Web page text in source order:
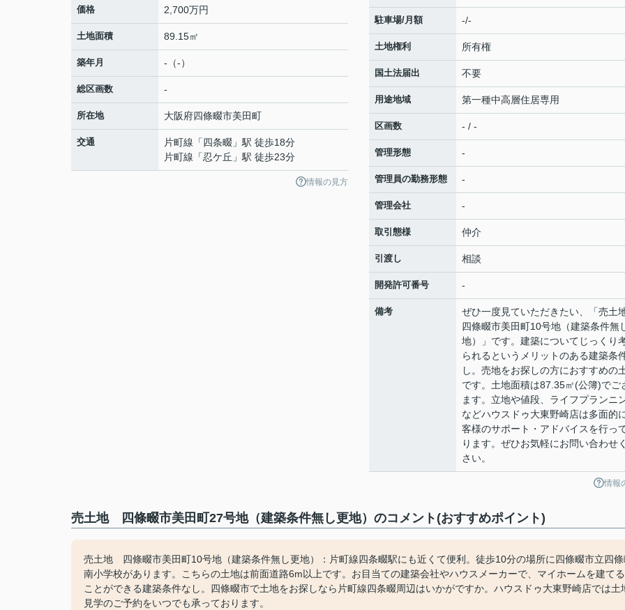
価格 2,700万円
土地面積 89.15㎡
築年月 -（-）
総区画数 -
所在地 大阪府四條畷市美田町
交通 片町線 「四条畷 」駅 徒歩18分
片町線 「忍ケ丘 」駅 徒歩23分
情報の見方
駐車場/月額 -/-
土地権利 所有権
国土法届出 不要
用途地域 第一種中高層住居専用
区画数 - / -
管理形態 -
管理員の勤務形態 -
管理会社 -
取引態様 仲介
引渡し 相談
開発許可番号 -
備考
ぜひ一度見ていただきたい、「売
四條畷市美田町10号地（建築条件無
地）」です。建築についてじっくり
られるというメリットのある建築条
し。売地をお探しの方におすすめの
です。土地面積は87.35㎡(公簿)でご
ます。立地や値段、ライフプランニ
などハウスドゥ大東野崎店は多面的
客様のサポート・アドバイスを行っ
ります。ぜひお気軽にお問い合わせ
さい。
情報
売土地 四條畷市美田町27号地（建築条件無し更地）のコメント(おすすめポイント)
売土地 四條畷市美田町10号地（建築条件無し更地）：片町線四条畷駅にも近くて便利。徒歩10分の場所に四條畷市立四
南小学校があります。こちらの土地は前面道路6m以上です。お目当ての建築会社やハウスメーカーで、マイホームを建てる
ことができる建築条件なし。四條畷市で土地をお探しなら片町線四条畷周辺はいかがですか。ハウスドゥ大東野崎店では土
見学のご予約をいつでも承っております。